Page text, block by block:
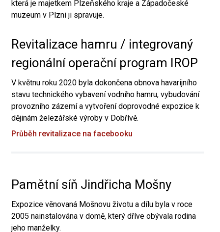
která je majetkem Plzeňského kraje a Západočeské
muzeum v Plzni ji spravuje.
Revitalizace hamru / integrovaný
regionální operační program IROP
V květnu roku 2020 byla dokončena obnova havarijního
stavu technického vybavení vodního hamru, vybudování
provozního zázemí a vytvoření doprovodné expozice k
dějinám železářské výroby v Dobřívě.
Průběh revitalizace na facebooku
Pamětní síň Jindřicha Mošny
Expozice věnovaná Mošnovu životu a dílu byla v roce
2005 nainstalována v domě, který dříve obývala rodina
jeho manželky.